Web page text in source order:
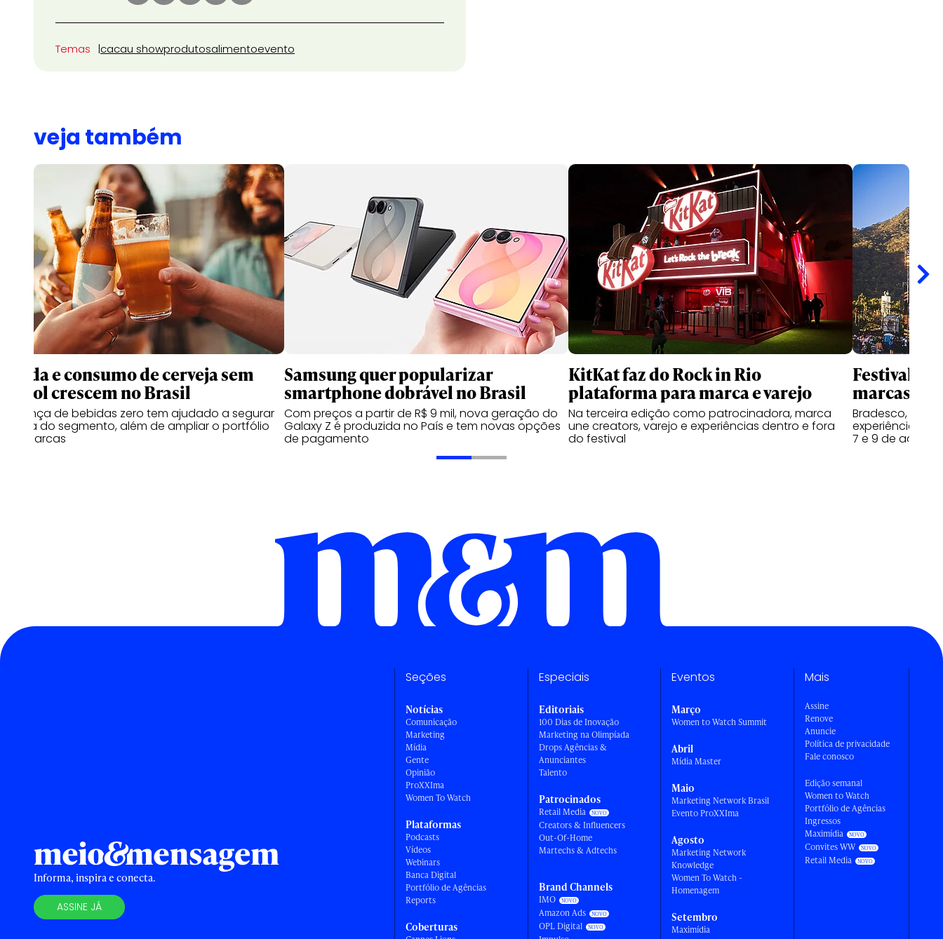
Temas cacau showprodutosalimentoevento
veja também
Venda e consumo de cerveja sem
álcool crescem no Brasil
Presença de bebidas zero tem ajudado a segurar
queda do segmento, além de ampliar o portfólio
das marcas
Samsung quer popularizar
smartphone dobrável no Brasil
Com preços a partir de R$ 9 mil, nova geração do
Galaxy Z é produzida no País e tem novas opções
de pagamento
KitKat faz do Rock in Rio
plataforma para marca e varejo
Na terceira edição como patrocinadora, marca
une creators, varejo e experiências dentro e fora
do festival
Festival
marcas na
Bradesco,
experiências ao
7 e 9 de agosto
Informa, inspira e conecta.
ASSINE JÁ
Seções
Notícias
Comunicação
Marketing
Mídia
Gente
Opinião
ProXXIma
Women To Watch
Plataformas
Podcasts
Vídeos
Webinars
Banca Digital
Portfólio de Agências
Reports
Coberturas
Especiais
Editoriais
100 Dias de Inovação
Marketing na Olimpíada
Drops Agências &
Anunciantes
Talento
Patrocinados
Retail Media
Creators & Influencers
Out-Of-Home
Martechs & Adtechs
Brand Channels
IMO
Amazon Ads
OPL Digital
Eventos
Março
Women to Watch Summit
Abril
Mídia Master
Maio
Marketing Network Brasil
Evento ProXXIma
Agosto
Marketing Network
Knowledge
Women To Watch -
Homenagem
Setembro
Maximídia
Mais
Assine
Renove
Anuncie
Política de privacidade
Fale conosco
Edição semanal
Women to Watch
Portfólio de Agências
Ingressos
Maximídia
Convites WW
Retail Media